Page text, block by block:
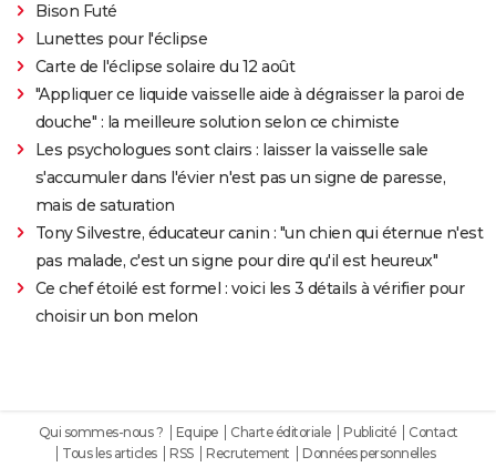
Bison Futé
Lunettes pour l'éclipse
Carte de l'éclipse solaire du 12 août
"Appliquer ce liquide vaisselle aide à dégraisser la paroi de
douche" : la meilleure solution selon ce chimiste
Les psychologues sont clairs : laisser la vaisselle sale
s'accumuler dans l'évier n'est pas un signe de paresse,
mais de saturation
Tony Silvestre, éducateur canin : "un chien qui éternue n'est
pas malade, c'est un signe pour dire qu'il est heureux"
Ce chef étoilé est formel : voici les 3 détails à vérifier pour
choisir un bon melon
Qui sommes-nous ? Equipe Charte éditoriale Publicité
Contact
Tous les articles
RSS Recrutement
Données personnelles